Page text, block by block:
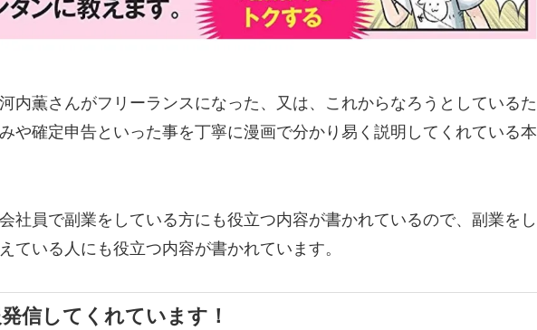
内薫さんがフリーランスになった、又は、これからなろうとしているた
や確定申告といった事を丁寧に漫画で分かり易く説明してくれている本
社員で副業をしている方にも役立つ内容が書かれているので、副業をし
ている人にも役立つ内容が書かれています。
信してくれています！